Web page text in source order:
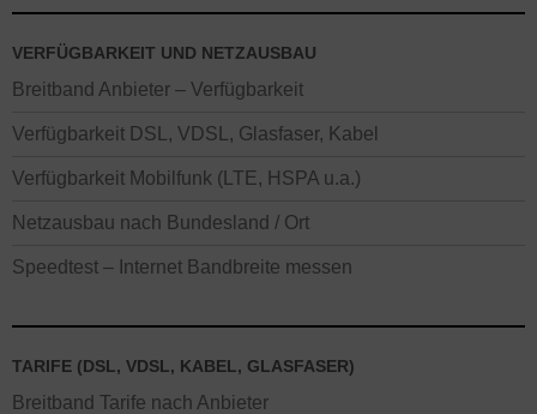
VERFÜGBARKEIT UND NETZAUSBAU
Breitband Anbieter – Verfügbarkeit
Verfügbarkeit DSL, VDSL, Glasfaser, Kabel
Verfügbarkeit Mobilfunk (LTE, HSPA u.a.)
Netzausbau nach Bundesland / Ort
Speedtest – Internet Bandbreite messen
TARIFE (DSL, VDSL, KABEL, GLASFASER)
Breitband Tarife nach Anbieter